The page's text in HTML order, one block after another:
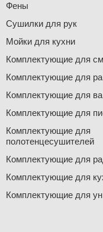
Фены
Сушилки для рук
Мойки для кухни
Комплектующие для
Комплектующие для
Комплектующие для
Комплектующие для
Комплектующие для
полотенцесушителей
Комплектующие для
Комплектующие для
Комплектующие для